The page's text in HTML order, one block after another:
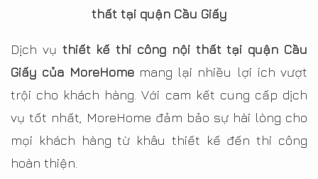
thất tại quận Cầu Giấy
Dịch vụ thiết kế thi công nội thất tại quận Cầu
Giấy của MoreHomemang lại nhiều lợi ích vượt
trội cho khách hàng. Với cam kết cung cấp dịch
vụ tốt nhất, MoreHome đảm bảo sự hài lòng cho
mọi khách hàng từ khâu thiết kế đến thi công
hoàn thiện.